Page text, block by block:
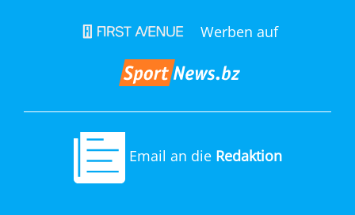
Werben auf
Email an die Redaktion